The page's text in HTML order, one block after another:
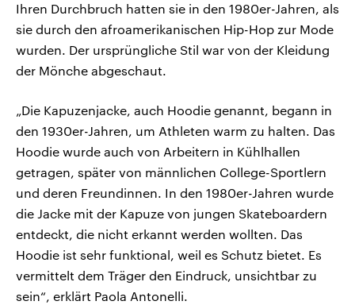
Ihren Durchbruch hatten sie in den 1980er-Jahren, als
sie durch den afroamerikanischen Hip-Hop zur Mode
wurden. Der ursprüngliche Stil war von der Kleidung
der Mönche abgeschaut.
„Die Kapuzenjacke, auch Hoodie genannt, begann in
den 1930er-Jahren, um Athleten warm zu halten. Das
Hoodie wurde auch von Arbeitern in Kühlhallen
getragen, später von männlichen College-Sportlern
und deren Freundinnen. In den 1980er-Jahren wurde
die Jacke mit der Kapuze von jungen Skateboardern
entdeckt, die nicht erkannt werden wollten. Das
Hoodie ist sehr funktional, weil es Schutz bietet. Es
vermittelt dem Träger den Eindruck, unsichtbar zu
sein“, erklärt Paola Antonelli.